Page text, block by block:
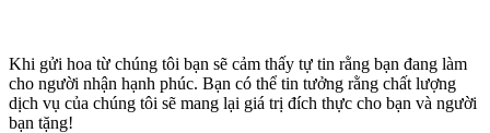
Khi gửi hoa từ chúng tôi bạn sẽ cảm thấy tự tin rằng bạn đang làm
cho người nhận hạnh phúc. Bạn có thể tin tưởng rằng chất lượng
dịch vụ của chúng tôi sẽ mang lại giá trị đích thực cho bạn và người
bạn tặng!